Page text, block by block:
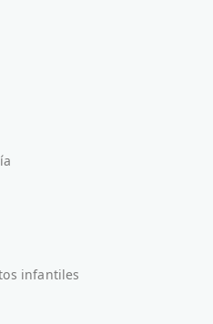
infantiles